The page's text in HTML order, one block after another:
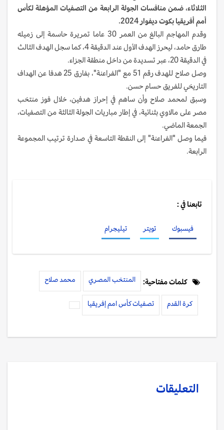
الثلاثاء، ضمن منافسات الجولة الرابعة من التصفيات المؤهلة لكأس
أمم أفريقيا بكوت ديفوار 2024.
وقدم المهاجم البالغ من العمر 30 عاما تمريرة حاسمة إلى زميله
طارق حامد، ليحرز الهدف الأول عند الدقيقة 4، كما سجل الهدف الثالث
في الدقيقة 20، عبر تسديدة من داخل منطقة الجزاء.
وصل صلاح للهدف رقم 51 مع "الفراعنة"، بفارق 25 هدفا عن الهداف
التاريخي للفريق حسام حسن.
وسبق لمحمد صلاح وأن ساهم في إحراز هدفين، خلال فوز منتخب
مصر على مالاوي بثنائية، في إطار مباريات الجولة الثالثة من التصفيات،
الجمعة الماضي.
فيما وصل "الفراعنة" إلى النقطة التاسعة في صدارة ترتيب المجموعة
الرابعة.
تابعنا في :
فيسبوك تويتر تيليجرام
كلمات مفتاحية: المنتخب المصري محمد صلاح
كرة القدم تصفيات كأس امم إفريقيا
التعليقات